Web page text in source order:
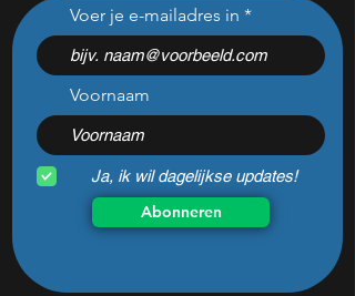
maand 31%: perfect
koopmoment vlak voor
kwartaalcijfers?
Voer je e-mailadres in
Voornaam
Ja, ik wil dagelijkse updates!
Abonneren